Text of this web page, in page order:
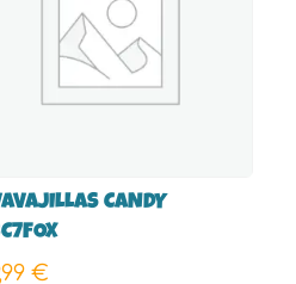
CANDY
€